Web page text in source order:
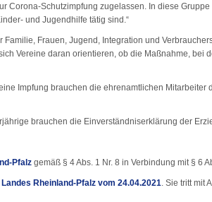
Schutzimpfung zugelassen. In diese
und Jugendhilfe tätig sind.“
Frauen, Jugend, Integration und
Vereine daran orientieren, ob die Maßnahme,
Impfung brauchen die ehrenamtlichen
brauchen die Einverständniserklärung der
Pfalz gemäß § 4 Abs. 1 Nr. 8 in Verbindung mit § 6
Rheinland-Pfalz vom 24.04.2021. Sie tritt mit